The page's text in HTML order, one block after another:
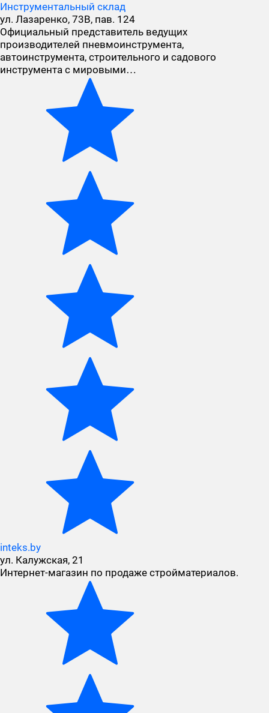
Инструментальный склад
ул. Лазаренко, 73В, пав. 124
Официальный представитель ведущих
производителей пневмоинструмента,
автоинструмента, строительного и садового
инструмента с мировыми…
inteks.by
ул. Калужская, 21
Интернет-магазин по продаже стройматериалов.